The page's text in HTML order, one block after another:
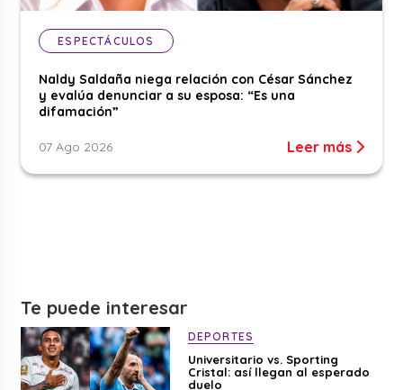
ESPECTÁCULOS
Naldy Saldaña niega relación con César Sánchez
y evalúa denunciar a su esposa: “Es una
difamación”
07 Ago 2026 Leer más
Te puede interesar
DEPORTES
Universitario vs. Sporting
Cristal: así llegan al esperado
duelo